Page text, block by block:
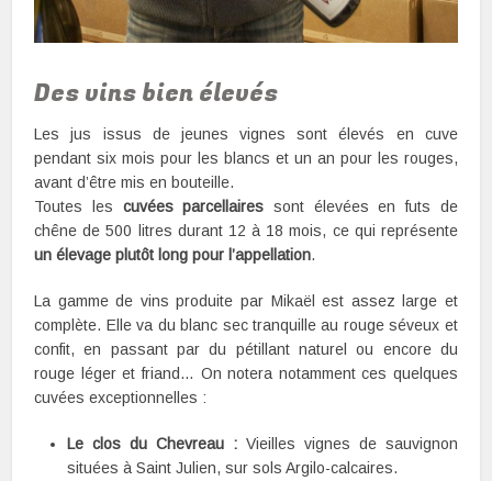
Des vins bien élevés
Les jus issus de jeunes vignes sont élevés en cuve
pendant six mois pour les blancs et un an pour les rouges,
avant d’être mis en bouteille.
Toutes les cuvées parcellaires sont élevées en futs de
chêne de 500 litres durant 12 à 18 mois, ce qui représente
un élevage plutôt long pour l’appellation.
La gamme de vins produite par Mikaël est assez large et
complète. Elle va du blanc sec tranquille au rouge séveux et
confit, en passant par du pétillant naturel ou encore du
rouge léger et friand… On notera notamment ces quelques
cuvées exceptionnelles :
Le clos du Chevreau : Vieilles vignes de sauvignon
situées à Saint Julien, sur sols Argilo-calcaires.